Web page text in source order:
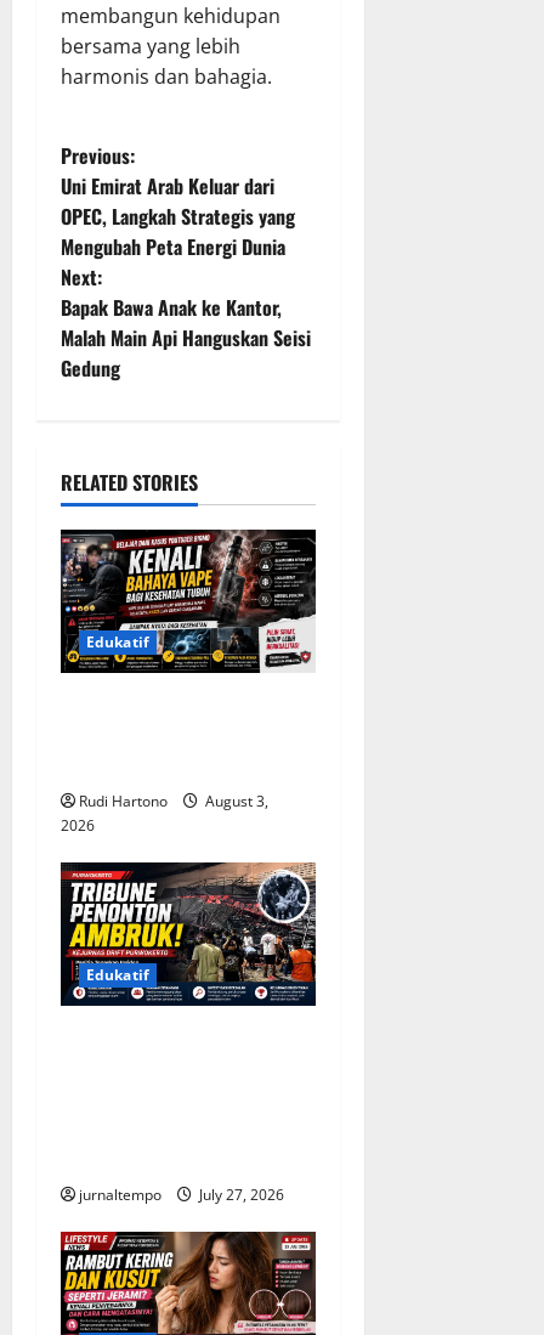
membangun kehidupan
bersama yang lebih
harmonis dan bahagia.
P
o
s
t
n
v
i
g
a
t
n
Previous:
Uni Emirat Arab Keluar dari
OPEC, Langkah Strategis yang
Mengubah Peta Energi Dunia
Next:
Bapak Bawa Anak ke Kantor,
Malah Main Api Hanguskan Seisi
Gedung
RELATED STORIES
Edukatif
Rudi Hartono
August 3,
2026
Edukatif
jurnaltempo July 27, 2026